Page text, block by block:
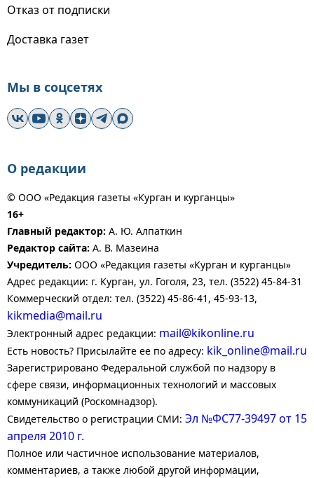
Отказ от подписки
Доставка газет
Мы в соцсетях
О редакции
© ООО «Редакция газеты «Курган и курганцы»
16+
Главный редактор: А. Ю. Алпаткин
Редактор сайта: А. В. Мазеина
Учредитель: ООО «Редакция газеты «Курган и курганцы»
Адрес редакции: г. Курган, ул. Гоголя, 23, тел. (3522) 45-84-31
Коммерческий отдел: тел. (3522) 45-86-41, 45-93-13,
kikmedia@mail.ru
Электронный адрес редакции: mail@kikonline.ru
Есть новость? Присылайте ее по адресу: kik_online@mail.ru
Зарегистрировано Федеральной службой по надзору в
сфере связи, информационных технологий и массовых
коммуникаций (Роскомнадзор).
Свидетельство о регистрации СМИ: Эл №ФС77-39497 от 15
апреля 2010 г.
Полное или частичное использование материалов,
комментариев, а также любой другой информации,